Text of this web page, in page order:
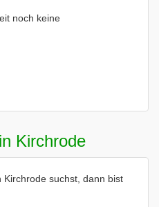
noch keine
Kirchrode
suchst, dann bist